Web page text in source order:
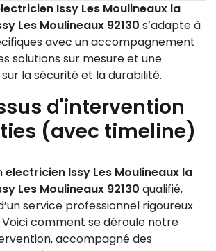
Issy Les Moulineaux la
Les Moulineaux 92130 s’adapte à
avec un accompagnement
solutions sur mesure et une
la sécurité et la durabilité.
d'intervention
(avec timeline)
electricien Issy Les Moulineaux la
Les Moulineaux 92130 qualifié,
service professionnel rigoureux
comment se déroule notre
accompagné des